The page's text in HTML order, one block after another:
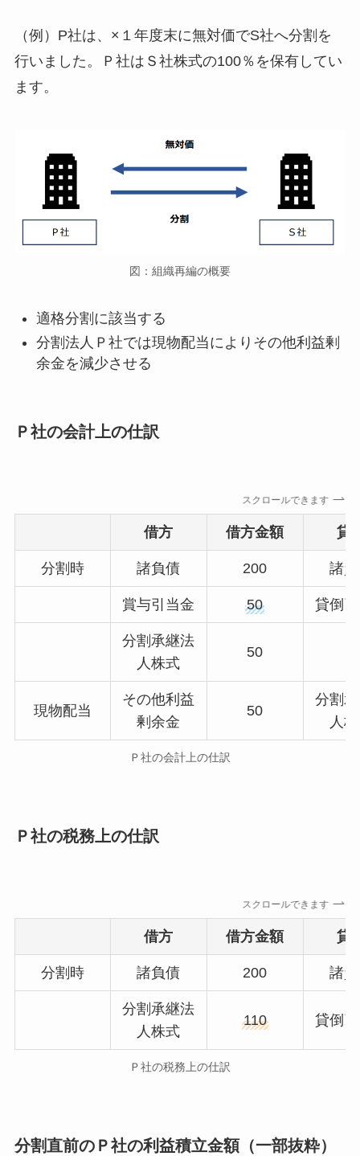
（例）P社は、×１年度末に無対価でS社へ分割を
行いました。Ｐ社はＳ社株式の100％を保有してい
ます。
図：組織再編の概要
適格分割に該当する
分割法人Ｐ社では現物配当によりその他利益剰
余金を減少させる
Ｐ社の会計上の仕訳
スクロールできます
借方 借方金額 貸
分割時 諸負債 200 諸
賞与引当金 50 貸倒
分割承継法
人株式
50
現物配当
その他利益
剰余金
50
分割
人
Ｐ社の会計上の仕訳
Ｐ社の税務上の仕訳
スクロールできます
借方 借方金額 貸
分割時 諸負債 200 諸
分割承継法
人株式
110 貸倒
Ｐ社の税務上の仕訳
分割直前のＰ社の利益積立金額（一部抜粋）